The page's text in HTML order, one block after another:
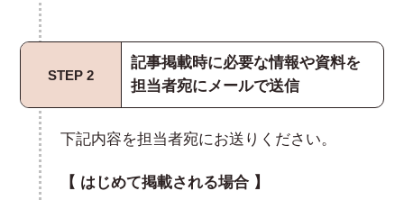
STEP 2
記事掲載時に必要な情報や資料を
担当者宛にメールで送信
下記内容を担当者宛にお送りください。
【 はじめて掲載される場合 】